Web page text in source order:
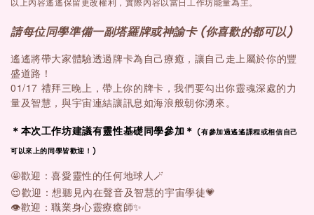
以上內容遙遙保留更改權利，實際內容以當日工作坊能量為主。
請每位同學準備一副塔羅牌或神諭卡 (你喜歡的都可以)
遙遙將帶大家體驗透過牌卡為自己療癒，讓自己走上屬於你的豐
盛道路！
01/17 禮拜三晚上，帶上你的牌卡，我們要勾出你靈魂深處的力
量及智慧，與宇宙連結讓訊息如海浪般朝你湧來。
＊本次工作坊建議有靈性基礎同學參加＊(有參加過遙遙課程或相信自己
可以來上的同學皆歡迎！)
🤩歡迎：喜愛靈性的任何地球人 🪄
😌歡迎：想聽見內在聲音及智慧的宇宙學徒💗
👁️歡迎：職業身心靈療癒師✨